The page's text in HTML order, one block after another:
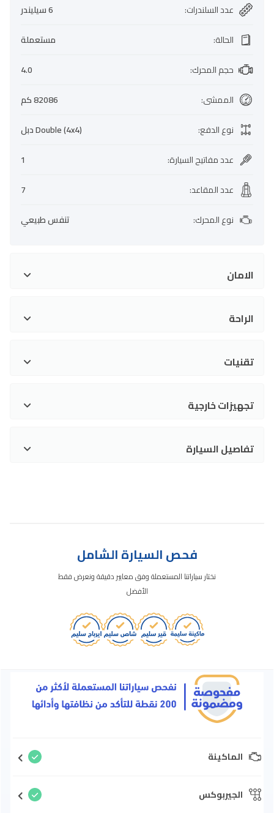
عدد السلندرات:
6 سيليندر
الحالة:
مستعملة
حجم المحرك:
4.0
الممشى:
82086 كم
نوع الدفع:
Double (4x4) دبل
عدد مفاتيح السيارة:
1
عدد المقاعد:
7
نوع المحرك: تنفس طبيعي
الامان
الراحة
تقنيات
تجهيزات خارجية
تفاصيل السيارة
فحص السيارة الشامل
نختار سياراتنا المستعملة وفق معايير دقيقة ونعرض فقط
الأفضل
الماكينة
الجيربوكس